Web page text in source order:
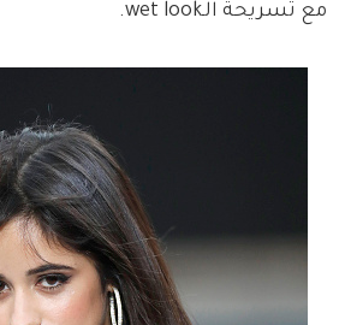
مع تسريحة الـwet look.